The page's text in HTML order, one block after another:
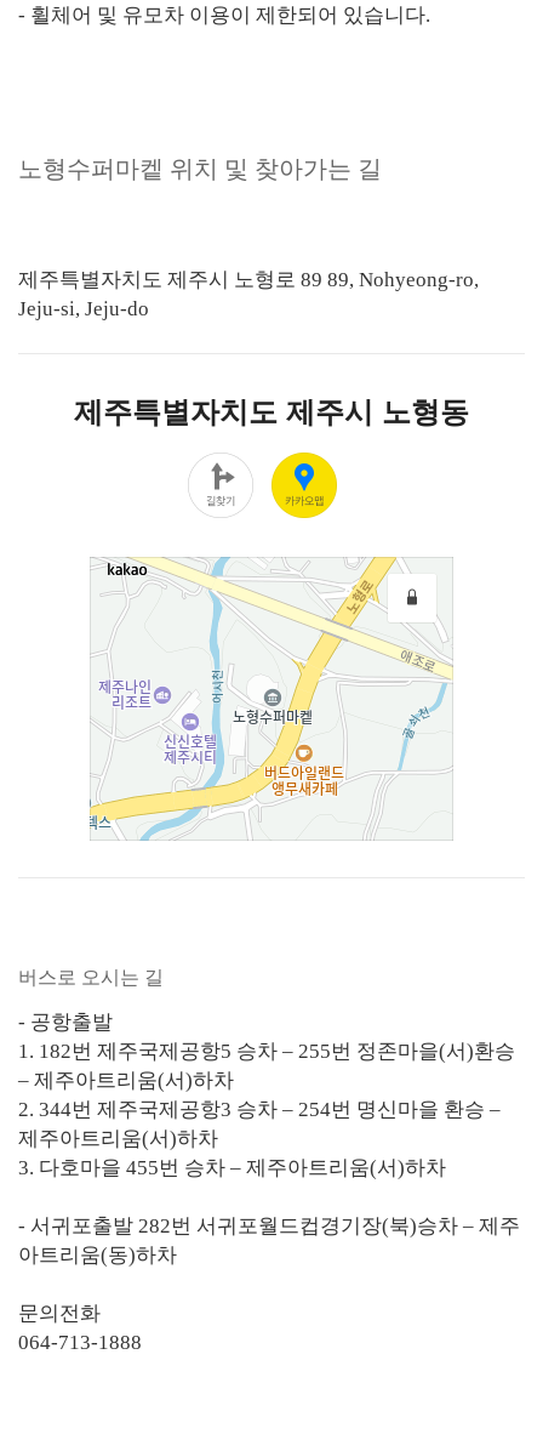
- 휠체어 및 유모차 이용이 제한되어 있습니다.
노형수퍼마켙 위치 및 찾아가는 길
제주특별자치도 제주시 노형로 89 89, Nohyeong-ro,
Jeju-si, Jeju-do
버스로 오시는 길
- 공항출발
1. 182번 제주국제공항5 승차 – 255번 정존마을(서)환승
– 제주아트리움(서)하차
2. 344번 제주국제공항3 승차 – 254번 명신마을 환승 –
제주아트리움(서)하차
3. 다호마을 455번 승차 – 제주아트리움(서)하차
- 서귀포출발 282번 서귀포월드컵경기장(북)승차 – 제주
아트리움(동)하차
문의전화
064-713-1888